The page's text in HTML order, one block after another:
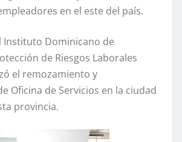
en el este del país.
Instituto Dominicano de
de Riesgos Laborales
el remozamiento y
Oficina de Servicios en la ciudad
provincia.